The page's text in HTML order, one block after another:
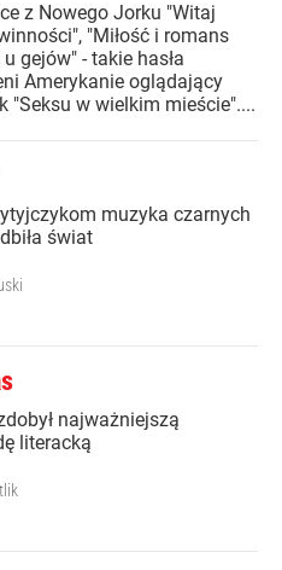
z Nowego Jorku "Witaj
"Miłość i romans
gejów" - takie hasła
Amerykanie oglądający
"Seksu w wielkim mieście"....
muzyka czarnych
świat
najważniejszą
literacką